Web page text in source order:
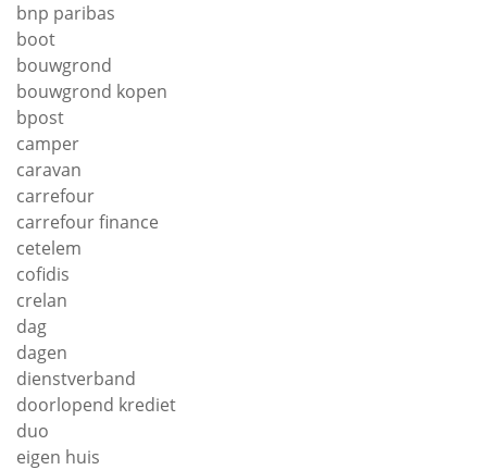
bnp paribas
boot
bouwgrond
bouwgrond kopen
bpost
camper
caravan
carrefour
carrefour finance
cetelem
cofidis
crelan
dag
dagen
dienstverband
doorlopend krediet
duo
eigen huis